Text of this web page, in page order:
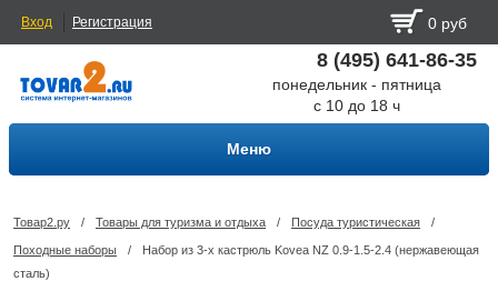
Вход Регистрация 0 руб
8 (495) 641-86-35
понедельник - пятница
с 10 до 18 ч
Меню
Товар2.ру / Товары для туризма и отдыха / Посуда туриcтическая /
Походные наборы /
Набор из 3-х кастрюль Kovea NZ 0.9-1.5-2.4 (нержавеющая
сталь)